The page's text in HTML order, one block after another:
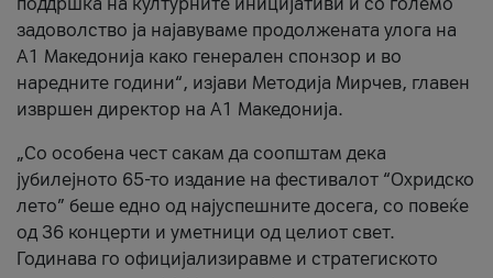
задоволство ја најавуваме продолжената улога на
A1 Македонија како генерален спонзор и во
наредните години“, изјави Методија Мирчев, главен
извршен директор на A1 Македонија.
„Со особена чест сакам да соопштам дека
јубилејното 65-то издание на фестивалот “Охридско
лето” беше едно од најуспешните досега, со повеќе
од 36 концерти и уметници од целиот свет.
Годинава го официјализиравме и стратегиското